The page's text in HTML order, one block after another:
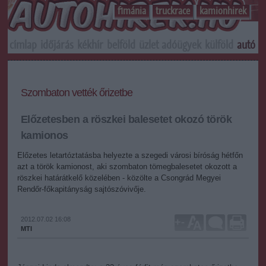
autó
f1mánia truckrace kamionhirek
Szombaton vették őrizetbe
Előzetesben a röszkei balesetet okozó török
kamionos
Előzetes letartóztatásba helyezte a szegedi városi bíróság hétfőn
azt a török kamionost, aki szombaton tömegbalesetet okozott a
röszkei határátkelő közelében - közölte a Csongrád Megyei
Rendőr-főkapitányság sajtószóvivője.
2012.07.02 16:08
MTI